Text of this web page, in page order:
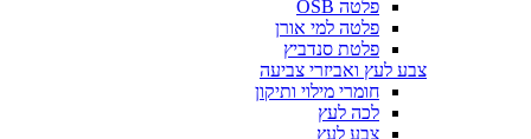
פלטה OSB
פלטה למי אורן
פלטת סנדביץ
צבע לעץ ואביזרי צביעה
חומרי מילוי ותיקון
לכה לעץ
צבע לעץ